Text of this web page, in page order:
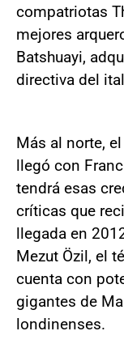
compatriotas
mejores
Batshuayi,
directiva del
Más al norte,
llegó con
tendrá esas
críticas que
llegada en
Mezut Özil, el
cuenta con
gigantes de
londinenses.